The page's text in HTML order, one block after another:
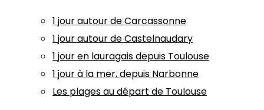
1 jour autour de Carcassonne
1 jour autour de Castelnaudary
1 jour en lauragais depuis Toulouse
1 jour à la mer, depuis Narbonne
Les plages au départ de Toulouse